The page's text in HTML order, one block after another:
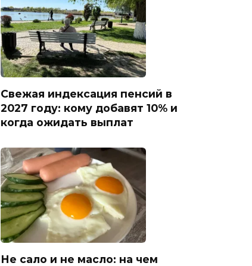
Свежая индексация пенсий в
2027 году: кому добавят 10% и
когда ожидать выплат
Не сало и не масло: на чем